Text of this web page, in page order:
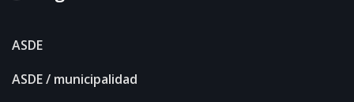
ASDE
ASDE / municipalidad